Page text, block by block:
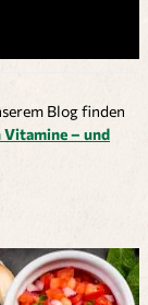
Blog finden
Vitamine – und